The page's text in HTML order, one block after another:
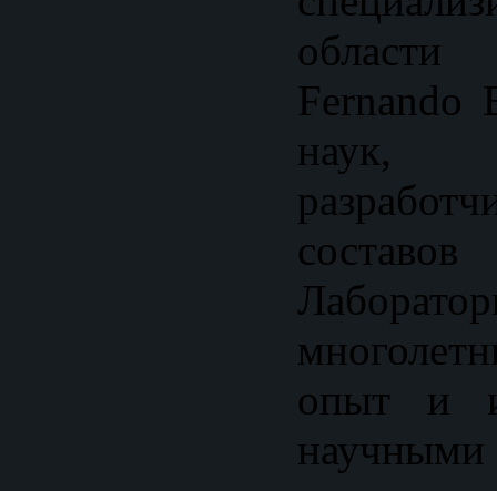
области
Fernando
наук,
опыт и